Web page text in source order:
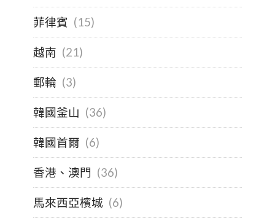
菲律賓 (15)
越南 (21)
郵輪 (3)
韓國釜山 (36)
韓國首爾 (6)
香港、澳門 (36)
馬來西亞檳城 (6)